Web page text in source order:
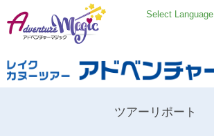
Select Language
ツアーリポート